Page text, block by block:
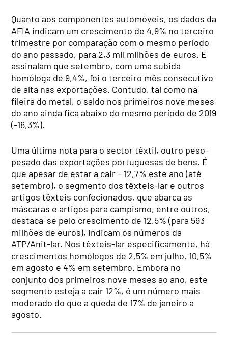
Quanto aos componentes automóveis, os dados da
AFIA indicam um crescimento de 4,9% no terceiro
trimestre por comparação com o mesmo período
do ano passado, para 2,3 mil milhões de euros. E
assinalam que setembro, com uma subida
homóloga de 9,4%, foi o terceiro mês consecutivo
de alta nas exportações. Contudo, tal como na
fileira do metal, o saldo nos primeiros nove meses
do ano ainda fica abaixo do mesmo período de 2019
(-16,3%).
Uma última nota para o sector têxtil, outro peso-
pesado das exportações portuguesas de bens. É
que apesar de estar a cair – 12,7% este ano (até
setembro), o segmento dos têxteis-lar e outros
artigos têxteis confecionados, que abarca as
máscaras e artigos para campismo, entre outros,
destaca-se pelo crescimento de 12,5% (para 593
milhões de euros), indicam os números da
ATP/Anit-lar. Nos têxteis-lar especificamente, há
crescimentos homólogos de 2,5% em julho, 10,5%
em agosto e 4% em setembro. Embora no
conjunto dos primeiros nove meses ao ano, este
segmento esteja a cair 12%, é um número mais
moderado do que a queda de 17% de janeiro a
agosto.